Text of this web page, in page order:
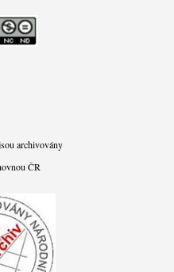
archivovány
ČR